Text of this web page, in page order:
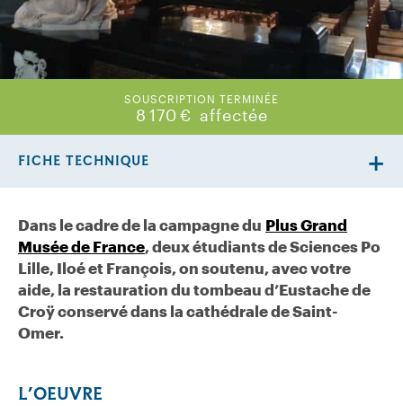
8 170 €
SOUSCRIPTION TERMINÉE
Dans le cadre de la campagne du Plus Grand
Musée de France, deux étudiants de Sciences Po
Lille, Iloé et François, on soutenu, avec votre
aide, la restauration du tombeau d’Eustache de
Croÿ conservé dans la cathédrale de Saint-
Omer.
L’OEUVRE
FICHE TECHNIQUE